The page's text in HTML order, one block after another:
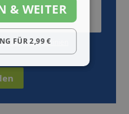
& WEITER
FÜR 2,99 €